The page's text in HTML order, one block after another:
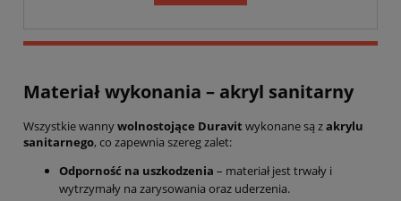
Materiał wykonania – akryl sanitarny
Wszystkie wannywolnostojące Duravit wykonane są zakrylu
sanitarnego, co zapewnia szereg zalet:
Odporność na uszkodzenia – materiał jest trwały i
wytrzymały na zarysowania oraz uderzenia.